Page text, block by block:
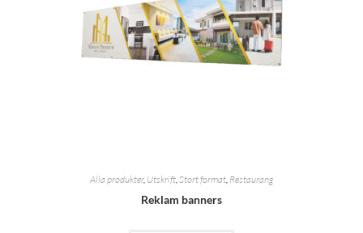
Alla produkter, Utskrift Stort format Restaurang
Reklam banners